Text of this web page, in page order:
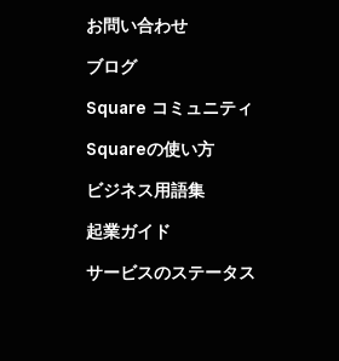
お問い合わせ
ブログ
Square コミュニティ
Squareの使い方
ビジネス用語集
起業ガイド
サービスのステータス